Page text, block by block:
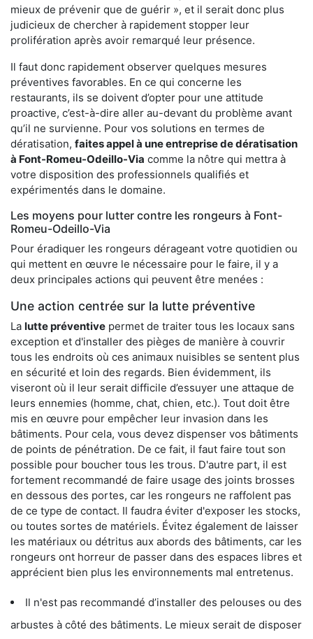
mieux de prévenir que de guérir », et il serait donc plus
judicieux de chercher à rapidement stopper leur
prolifération après avoir remarqué leur présence.
Il faut donc rapidement observer quelques mesures
préventives favorables. En ce qui concerne les
restaurants, ils se doivent d’opter pour une attitude
proactive, c’est-à-dire aller au-devant du problème avant
qu’il ne survienne. Pour vos solutions en termes de
dératisation, faites appel à une entreprise de dératisation
à Font-Romeu-Odeillo-Via comme la nôtre qui mettra à
votre disposition des professionnels qualifiés et
expérimentés dans le domaine.
Les moyens pour lutter contre les rongeurs à Font-
Romeu-Odeillo-Via
Pour éradiquer les rongeurs dérageant votre quotidien ou
qui mettent en œuvre le nécessaire pour le faire, il y a
deux principales actions qui peuvent être menées :
Une action centrée sur la lutte préventive
La lutte préventive permet de traiter tous les locaux sans
exception et d'installer des pièges de manière à couvrir
tous les endroits où ces animaux nuisibles se sentent plus
en sécurité et loin des regards. Bien évidemment, ils
viseront où il leur serait difficile d’essuyer une attaque de
leurs ennemies (homme, chat, chien, etc.). Tout doit être
mis en œuvre pour empêcher leur invasion dans les
bâtiments. Pour cela, vous devez dispenser vos bâtiments
de points de pénétration. De ce fait, il faut faire tout son
possible pour boucher tous les trous. D'autre part, il est
fortement recommandé de faire usage des joints brosses
en dessous des portes, car les rongeurs ne raffolent pas
de ce type de contact. Il faudra éviter d'exposer les stocks,
ou toutes sortes de matériels. Évitez également de laisser
les matériaux ou détritus aux abords des bâtiments, car les
rongeurs ont horreur de passer dans des espaces libres et
apprécient bien plus les environnements mal entretenus.
Il n'est pas recommandé d’installer des pelouses ou des
arbustes à côté des bâtiments. Le mieux serait de disposer